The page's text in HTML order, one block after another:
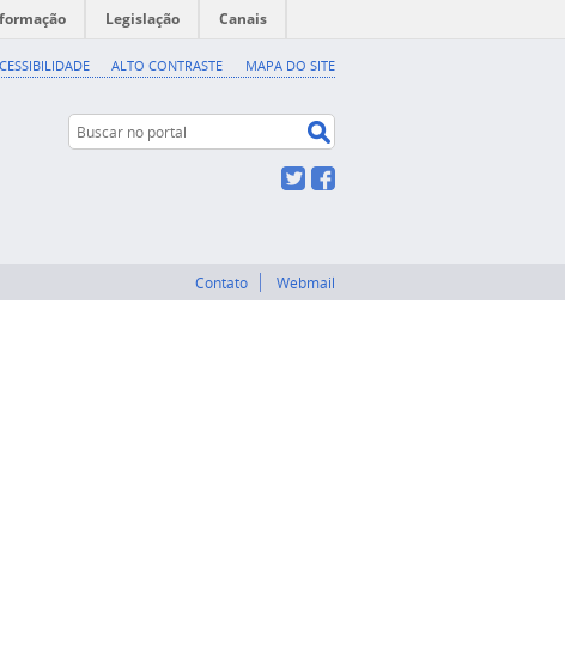
ALTO CONTRASTE MAPA DO SITE
Legislação Canais
Buscar no portal
Twitter
Contato Webmail